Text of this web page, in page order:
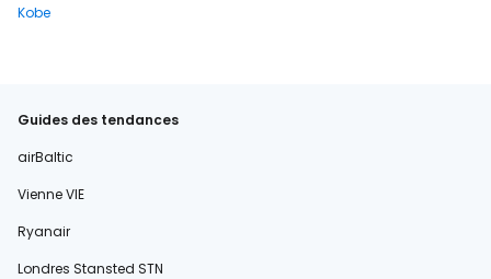
Kobe
Guides des tendances
airBaltic
Vienne VIE
Ryanair
Londres Stansted STN